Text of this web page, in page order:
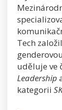
Tech
uděluje ve
Leadership
kategorii